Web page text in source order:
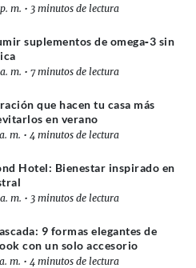
m. • 3 minutos de lectura
suplementos de omega‑3 sin
m. • 7 minutos de lectura
que hacen tu casa más
en verano
m. • 4 minutos de lectura
Hotel: Bienestar inspirado en
m. • 3 minutos de lectura
9 formas elegantes de
con un solo accesorio
m. • 4 minutos de lectura